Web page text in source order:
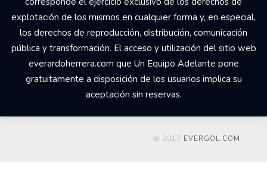
explotación de los mismos en cualquier forma y, en especial,
los derechos de reproducción, distribución, comunicación
pública y transformación. El acceso y utilización del sitio web
everardoherrera.com que Un Equipo Adelante pone
gratuitamente a disposición de los usuarios implica su
aceptación sin reservas.
© 2017 EVERGOL.COM